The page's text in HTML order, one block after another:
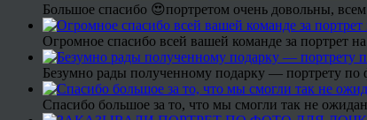
Большое спасибо 😍портретом очень довольны,
Огромное спасибо всей вашей команде за портрет на
Безумно рады полученному подарку — портрету по
Спасибо большое за то, что мы смогли так не